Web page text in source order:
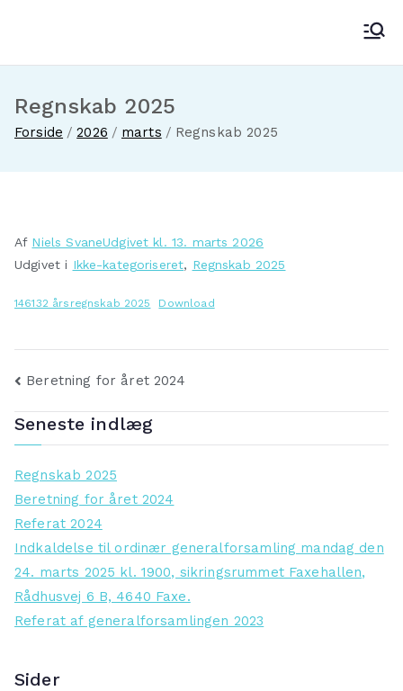
Regnskab 2025
Forside 2026 marts Regnskab 2025
Af Niels SvaneUdgivet kl. 13. marts 2026
Udgivet i Ikke-kategoriseret, Regnskab 2025
146132 årsregnskab 2025 Download
Indlægsnavigation
Beretning for året 2024
Seneste indlæg
Regnskab 2025
Beretning for året 2024
Referat 2024
Indkaldelse til ordinær generalforsamling mandag den
24. marts 2025 kl. 1900, sikringsrummet Faxehallen,
Rådhusvej 6 B, 4640 Faxe.
Referat af generalforsamlingen 2023
Sider